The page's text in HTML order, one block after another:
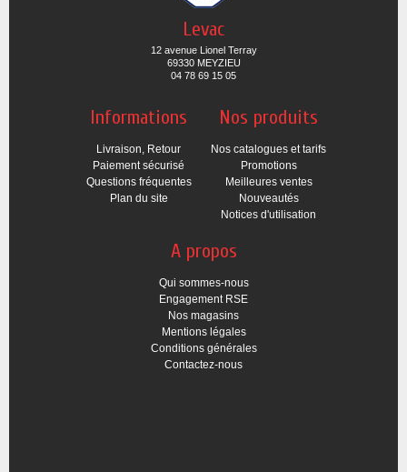
Levac
12 avenue Lionel Terray
69330 MEYZIEU
04 78 69 15 05
Informations
Livraison, Retour
Paiement sécurisé
Questions fréquentes
Plan du site
Nos produits
Nos catalogues et tarifs
Promotions
Meilleures ventes
Nouveautés
Notices d'utilisation
A propos
Qui sommes-nous
Engagement RSE
Nos magasins
Mentions légales
Conditions générales
Contactez-nous